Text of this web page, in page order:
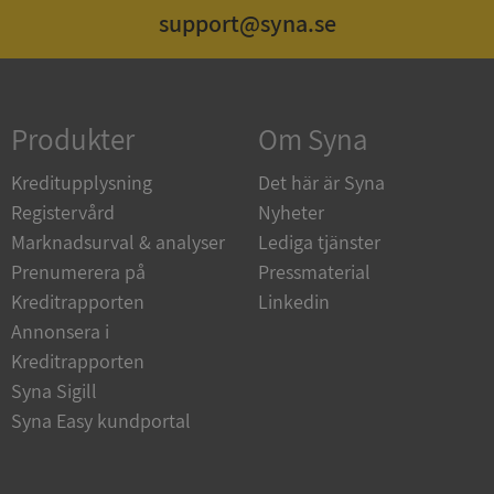
support@syna.se
Produkter
Kreditupplysning
Registervård
Marknadsurval & analyser
Prenumerera på
Kreditrapporten
Annonsera i
Kreditrapporten
Syna Sigill
Syna Easy kundportal
Om Syna
Det här är Syna
Nyheter
Lediga tjänster
Pressmaterial
Linkedin
Strikt nödvändiga kakor tillåter
kärnwebbplatsfunktioner som användarinloggning
och kontohantering. Webbplatsen kan inte
användas ordentligt utan strikt nödvändiga cookies.
Namn
Leverantör
Domän
Microsoft
Corporation